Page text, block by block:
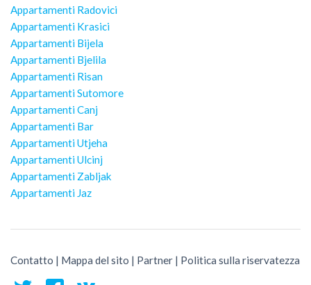
Appartamenti Radovici
Appartamenti Krasici
Appartamenti Bijela
Appartamenti Bjelila
Appartamenti Risan
Appartamenti Sutomore
Appartamenti Canj
Appartamenti Bar
Appartamenti Utjeha
Appartamenti Ulcinj
Appartamenti Zabljak
Appartamenti Jaz
Contatto | Mappa del sito | Partner | Politica sulla riservatezza